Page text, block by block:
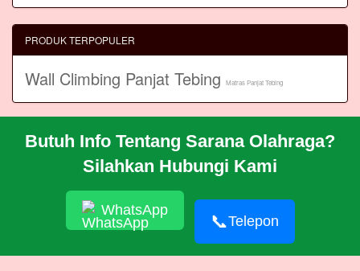
Butuh Info Tentang Sarana Olahraga?
Silahkan Hubungi Kami
WhatsApp
📞Telepon
PRODUK TERPOPULER
Wall Climbing Panjat Tebing Matras Panjat Tebing
CARA PESAN
HUBUNGI KAMI
© 2026 https://akasahadventure.akbam.com/
RSS|sitemap.xml